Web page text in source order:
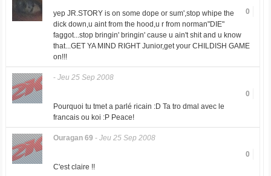
0
yep JR.STORY is on some dope or sum',stop whipe the
dick down,u aint from the hood,u r from norman"DIE"
faggot...stop bringin' bringin' cause u ain't shit and u know
that...GET YA MIND RIGHT Junior,get your CHILDISH GAME
on!!!
- Jeu 25 Sep 2008
0
Pourquoi tu tmet a parlé ricain :D Ta tro dmal avec le
francais ou koi :P Peace!
Ouragan 69 - Jeu 25 Sep 2008
0
C'est claire !!